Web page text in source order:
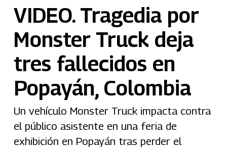
VIDEO. Tragedia por
Monster Truck deja
tres fallecidos en
Popayán, Colombia
Un vehículo Monster Truck impacta contra
el público asistente en una feria de
exhibición en Popayán tras perder el